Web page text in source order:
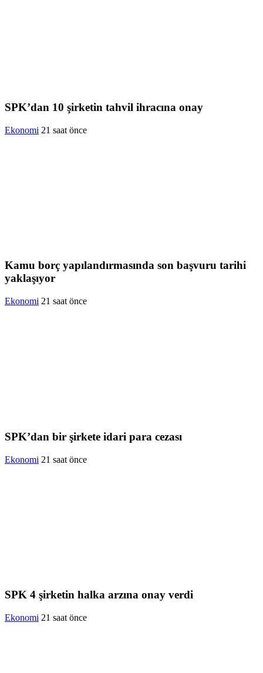
SPK’dan 10 şirketin tahvil ihracına onay
Ekonomi 21 saat önce
Kamu borç yapılandırmasında son başvuru tarihi
yaklaşıyor
Ekonomi 21 saat önce
SPK’dan bir şirkete idari para cezası
Ekonomi 21 saat önce
SPK 4 şirketin halka arzına onay verdi
Ekonomi 21 saat önce